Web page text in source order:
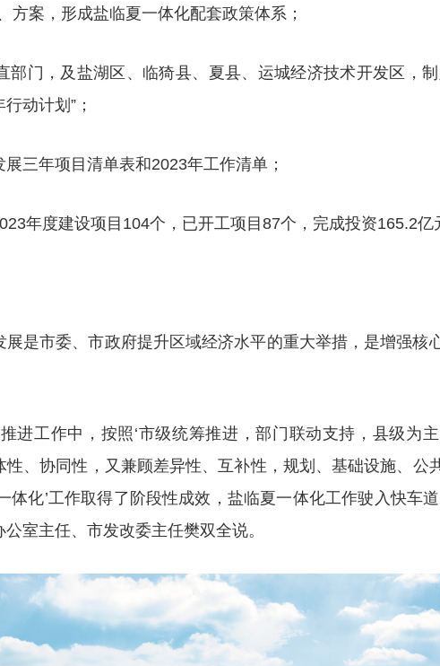
方案，形成盐临夏一体化配套政策体系；
部门，及盐湖区、临猗县、夏县、运城经济技术开发区，制
动计划”；
三年项目清单表和2023年工作清单；
年度建设项目104个，已开工项目87个，完成投资165.2亿
展是市委、市政府提升区域经济水平的重大举措，是增强核
进工作中，按照‘市级统筹推进，部门联动支持，县级为主
性、协同性，又兼顾差异性、互补性，规划、基础设施、公
体化’工作取得了阶段性成效，盐临夏一体化工作驶入快车
室主任、市发改委主任樊双全说。